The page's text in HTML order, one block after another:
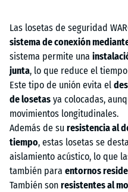
Las losetas de seguridad
sistema de conexión
sistema permite una
junta, lo que reduce el
Este tipo de unión evita el
de losetas ya colocadas,
movimientos longitudinales.
Además de su resistencia al
tiempo, estas losetas se
aislamiento acústico, lo que
también para entornos
También son resistentes al